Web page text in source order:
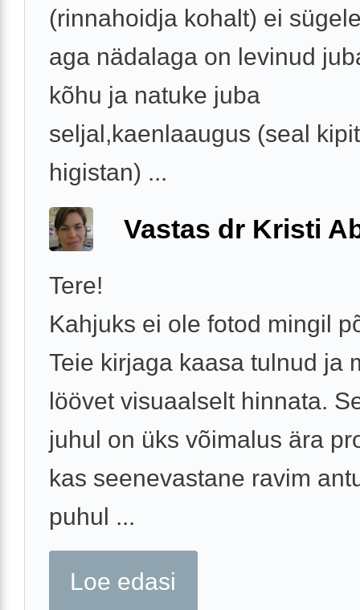
(rinnahoidja kohalt) ei
aga nädalaga on levinud
kõhu ja natuke juba
seljal,kaenlaaugus (seal
higistan) ...
Vastas dr Kristi
Tere!
Kahjuks ei ole fotod mingil
Teie kirjaga kaasa tulnud ja
löövet visuaalselt hinnata.
juhul on üks võimalus ära
kas seenevastane ravim
puhul ...
Loe edasi